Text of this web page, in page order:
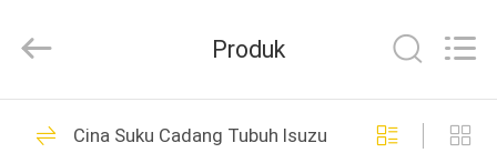
RUMAH
Reserved.
176
Produk
Cina Suku Cadang Tubuh Isuzu